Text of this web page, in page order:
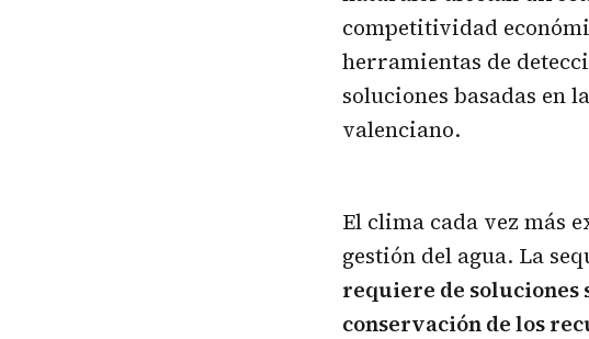
competitividad
herramientas de
soluciones basadas
valenciano.
El clima cada vez más
gestión del agua. La
requiere de soluciones
conservación de los